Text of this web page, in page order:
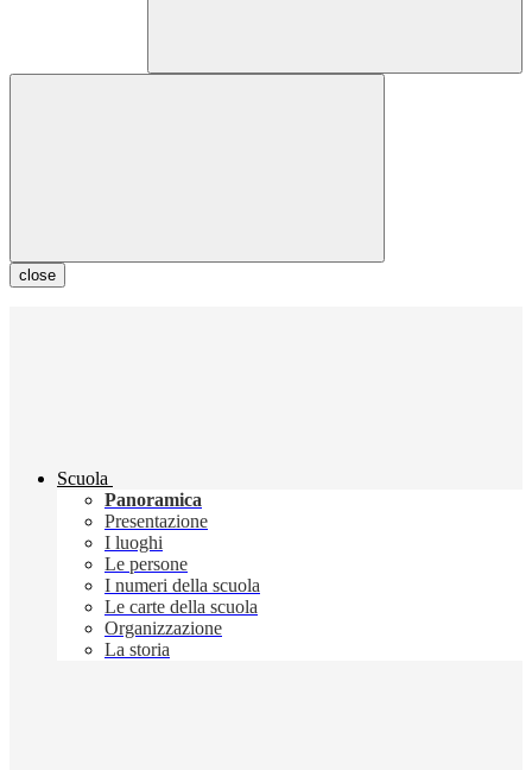
close
Scuola
Panoramica
Presentazione
I luoghi
Le persone
I numeri della scuola
Le carte della scuola
Organizzazione
La storia